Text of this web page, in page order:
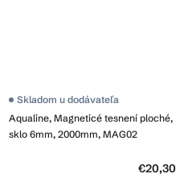
Aqualine, Magneticé tesnení ploché,
sklo 6mm, 2000mm, MAG02
Skladom u dodávateľa
€20,30